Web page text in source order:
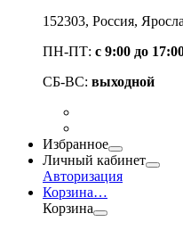
152303, Россия,
ПН-ПТ: с 9:00 до
СБ-ВС: выходной
Избранное
Личный кабинет
Авторизация
Корзина…
Корзина